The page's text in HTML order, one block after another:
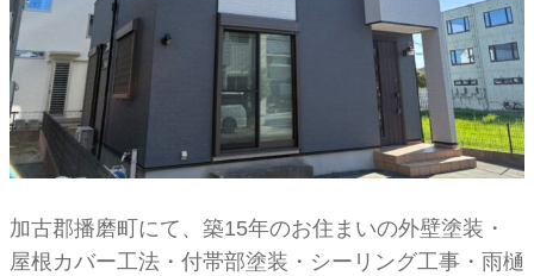
加古郡播磨町にて、築15年のお住まいの外壁塗装・
屋根カバー工法・付帯部塗装・シーリング工事・雨樋